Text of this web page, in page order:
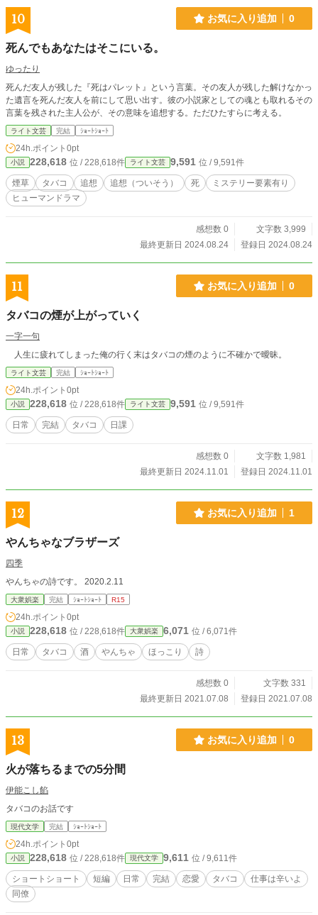
10 お気に入り追加 0
死んでもあなたはそこにいる。
ゆったり
死んだ友人が残した『死はパレット』という言葉。その友人が残した解けなかっ
た遺言を死んだ友人を前にして思い出す。彼の小説家としての魂とも取れるその
言葉を残された主人公が、その意味を追想する。ただひたすらに考える。
ライト文芸 完結 ｼｮｰﾄｼｮｰﾄ
24h.ポイント 0pt
小説 228,618 位 / 228,618件 ライト文芸 9,591 位 / 9,591件
煙草 タバコ 追想 追想（ついそう） 死
ミステリー要素有り
ヒューマンドラマ
感想数 0
文字数 3,999
最終更新日 2024.08.24
登録日 2024.08.24
11 お気に入り追加 0
タバコの煙が上がっていく
一字一句
人生に疲れてしまった俺の行く末はタバコの煙のように不確かで曖昧。
ライト文芸 完結 ｼｮｰﾄｼｮｰﾄ
24h.ポイント 0pt
小説 228,618 位 / 228,618件 ライト文芸 9,591 位 / 9,591件
日常 完結 タバコ 日課
感想数 0
文字数 1,981
最終更新日 2024.11.01
登録日 2024.11.01
12 お気に入り追加 1
やんちゃなブラザーズ
四季
やんちゃの詩です。 2020.2.11
大衆娯楽 完結 ｼｮｰﾄｼｮｰﾄ R15
24h.ポイント 0pt
小説 228,618 位 / 228,618件 大衆娯楽 6,071 位 / 6,071件
日常 タバコ 酒 やんちゃ ほっこり 詩
感想数 0
文字数 331
最終更新日 2021.07.08
登録日 2021.07.08
13 お気に入り追加 0
火が落ちるまでの5分間
伊能こし餡
タバコのお話です
現代文学 完結 ｼｮｰﾄｼｮｰﾄ
24h.ポイント 0pt
小説 228,618 位 / 228,618件 現代文学 9,611 位 / 9,611件
ショートショート 短編 日常 完結 恋愛 タバコ
仕事は辛いよ
同僚